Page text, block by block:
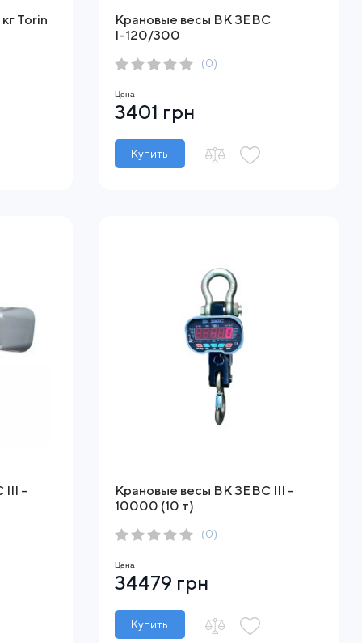
Torin
Крановые весы ВК ЗЕВС
І-120/300
(0)
Цена
3401 грн
Купить
-
Крановые весы ВК ЗЕВС ІІІ -
10000 (10 т)
(0)
Цена
34479 грн
Купить